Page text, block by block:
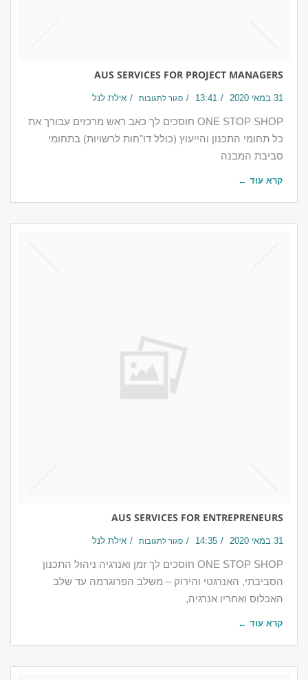
AUS SERVICES FOR PROJECT MANAGERS
31 במאי 2020 13:41 סגור לתגובות אילת לנל
ONE STOP SHOP חוסכים לך כאב ראש מרכזים עבורך את
כל תחומי התכנון והייעוץ (כולל דו"חות לרשויות) בתחומי
סביבת המבנה
קרא עוד ←
AUS SERVICES FOR ENTREPRENEURS
31 במאי 2020 14:35 סגור לתגובות אילת לנל
ONE STOP SHOP חוסכים לך זמן ואנרגיה ניהול התכנון
הסביבתי, האנרגטי והירוק – משלב הפרוגרמה עד שלב
האכלוס ואחריו​​ אנרגיה,
קרא עוד ←